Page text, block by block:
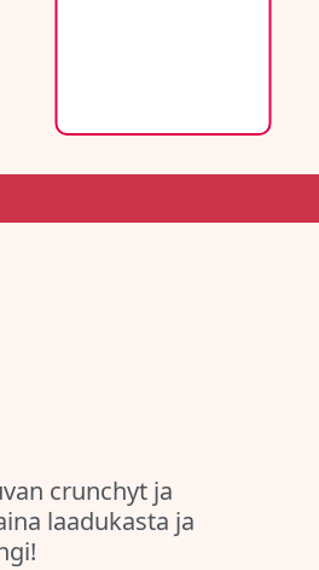
crunchyt ja
laadukasta ja